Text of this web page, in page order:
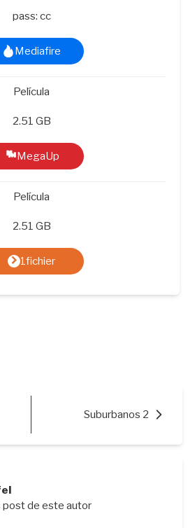
pass: cc
Mediafire
Película
2.51 GB
MegaUp
Película
2.51 GB
1fichier
Suburbanos 2
post de este autor